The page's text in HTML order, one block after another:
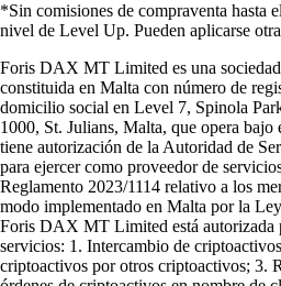
*Sin comisiones de compraventa hasta
nivel de Level Up. Pueden aplicarse
Foris DAX MT Limited es una
constituida en Malta con número de
domicilio social en Level 7, Spinola
1000, St. Julians, Malta, que opera bajo
tiene autorización de la Autoridad de
para ejercer como proveedor de
Reglamento 2023/1114 relativo a los
modo implementado en Malta por la
Foris DAX MT Limited está autorizada
servicios: 1. Intercambio de
criptoactivos por otros criptoactivos; 3.